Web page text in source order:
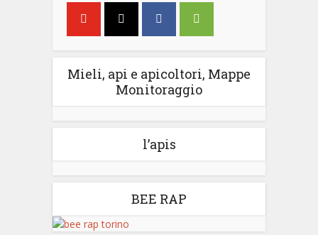
Mieli, api e apicoltori, Mappe
Monitoraggio
l’apis
BEE RAP